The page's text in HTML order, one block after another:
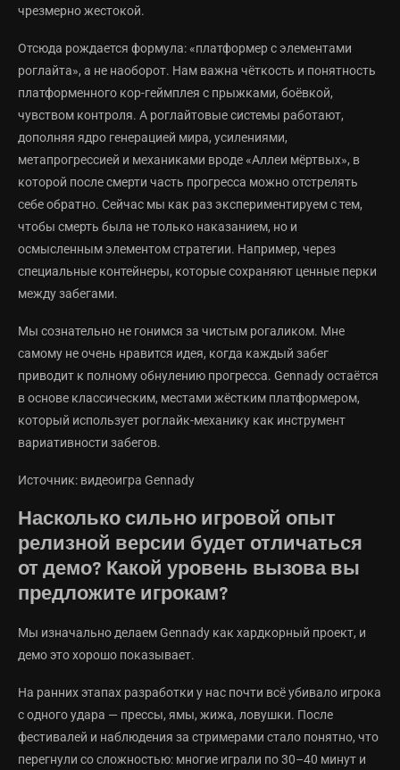
чрезмерно жестокой.
Отсюда рождается формула: «платформер с элементами
роглайта», а не наоборот. Нам важна чёткость и понятность
платформенного кор-геймплея с прыжками, боёвкой,
чувством контроля. А роглайтовые системы работают,
дополняя ядро генерацией мира, усилениями,
метапрогрессией и механиками вроде «Аллеи мёртвых», в
которой после смерти часть прогресса можно отстрелять
себе обратно. Сейчас мы как раз экспериментируем с тем,
чтобы смерть была не только наказанием, но и
осмысленным элементом стратегии. Например, через
специальные контейнеры, которые сохраняют ценные перки
между забегами.
Мы сознательно не гонимся за чистым рогаликом. Мне
самому не очень нравится идея, когда каждый забег
приводит к полному обнулению прогресса. Gennady остаётся
в основе классическим, местами жёстким платформером,
который использует роглайк-механику как инструмент
вариативности забегов.
Источник: видеоигра Gennady
Насколько сильно игровой опыт
релизной версии будет отличаться
от демо? Какой уровень вызова вы
предложите игрокам?
Мы изначально делаем Gennady как хардкорный проект, и
демо это хорошо показывает.
На ранних этапах разработки у нас почти всё убивало игрока
с одного удара — прессы, ямы, жижа, ловушки. После
фестивалей и наблюдения за стримерами стало понятно, что
перегнули со сложностью: многие играли по 30–40 минут и